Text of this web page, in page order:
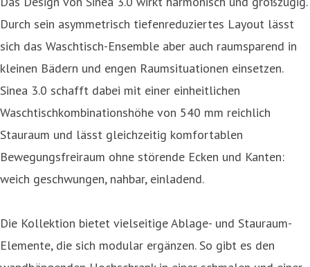
Durch sein asymmetrisch tiefenreduziertes Layout lässt
sich das Waschtisch-Ensemble aber auch raumsparend in
kleinen Bädern und engen Raumsituationen einsetzen.
Sinea 3.0 schafft dabei mit einer einheitlichen
Waschtischkombinationshöhe von 540 mm reichlich
Stauraum und lässt gleichzeitig komfortablen
Bewegungsfreiraum ohne störende Ecken und Kanten:
weich geschwungen, nahbar, einladend.
Die Kollektion bietet vielseitige Ablage- und Stauraum-
Elemente, die sich modular ergänzen. So gibt es den